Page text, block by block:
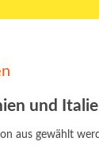
und
aus gewählt